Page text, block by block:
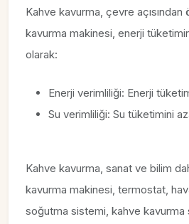
Kahve kavurma, çevre açısından
kavurma makinesi, enerji
olarak:
Enerji verimliliği: Enerji
Su verimliliği: Su tüketimini
Kahve kavurma, sanat ve bilim
kavurma makinesi, termostat,
soğutma sistemi, kahve kavurma